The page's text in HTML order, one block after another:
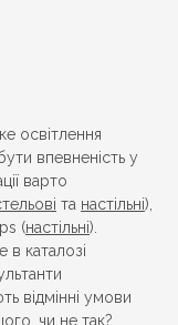
освітлення
впевненість у
варто
та настільні),
(настільні).
в каталозі
відмінні умови
чи не так?